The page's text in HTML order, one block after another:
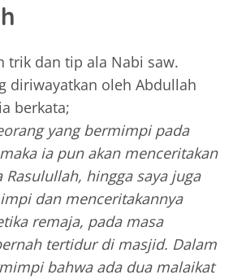
trik dan tip ala Nabi saw.
diriwayatkan oleh Abdullah
berkata;
yang bermimpi pada
ia pun akan menceritakan
hingga saya juga
dan menceritakannya
remaja, pada masa
tertidur di masjid. Dalam
bahwa ada dua malaikat